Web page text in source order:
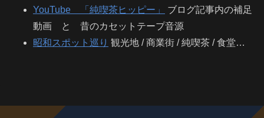
YouTube 「純喫茶ヒッピー」
ブログ記事内の補足
動画 と 昔のカセットテープ音源
昭和スポット巡り 観光地 / 商業街 / 純喫茶 / 食堂…